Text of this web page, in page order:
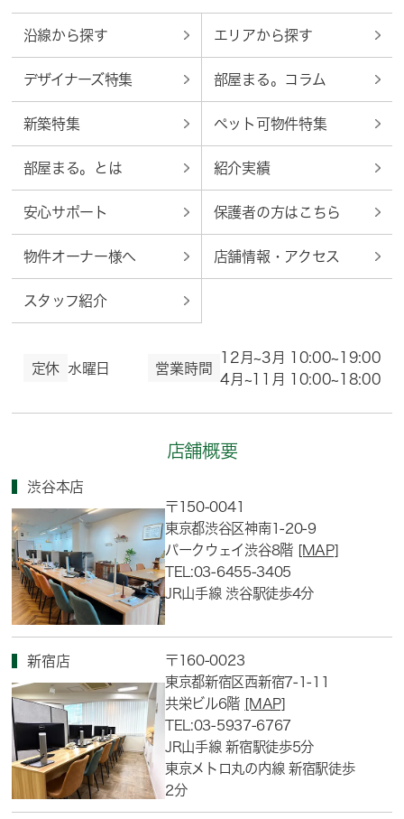
沿線から探す エリアから探す
デザイナーズ特集 部屋まる。コラム
新築特集 ペット可物件特集
部屋まる。とは 紹介実績
安心サポート 保護者の方はこちら
物件オーナー様へ 店舗情報・アクセス
スタッフ紹介
定休 水曜日 営業時間
12月~3月 10:00~19:00
4月~11月 10:00~18:00
店舗概要
渋谷本店
〒150-0041
東京都渋谷区神南1-20-9
パークウェイ渋谷8階 [MAP]
TEL:03-6455-3405
JR山手線 渋谷駅徒歩4分
新宿店
〒160-0023
東京都新宿区西新宿7-1-11
共栄ビル6階 [MAP]
TEL:03-5937-6767
JR山手線 新宿駅徒歩5分
東京メトロ丸の内線 新宿駅徒歩
2分